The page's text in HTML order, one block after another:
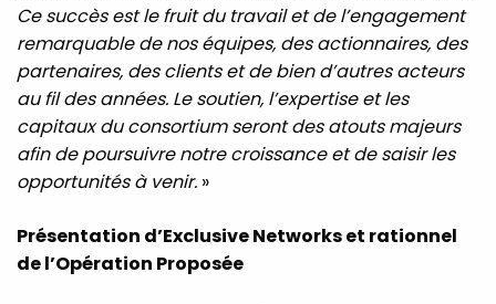
Ce succès est le fruit du travail et de l’engagement
remarquable de nos équipes, des actionnaires, des
partenaires, des clients et de bien d’autres acteurs
au fil des années. Le soutien, l’expertise et les
capitaux du consortium seront des atouts majeurs
afin de poursuivre notre croissance et de saisir les
opportunités à venir. »
Présentation d’Exclusive Networks et rationnel
de l’Opération Proposée